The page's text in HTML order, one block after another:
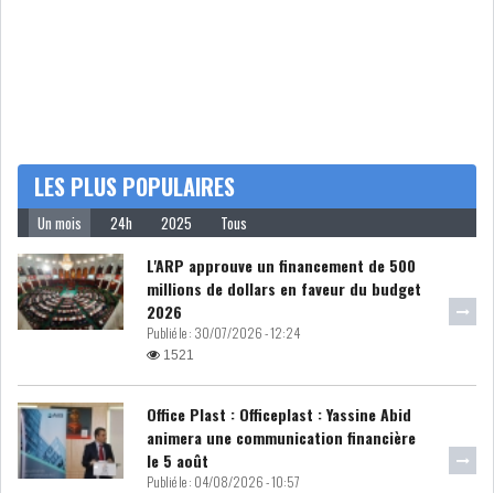
TOURISME
DONNÉES
MACROÉCONOMIQUES
HAUSSE DES RÉSERVES DE
DEVISES À 97 JOUR...
LES PLUS POPULAIRES
Un mois 24h 2025 Tous
L'ARP approuve un financement de 500
millions de dollars en faveur du budget
2026
Publié le : 30/07/2026 - 12:24
1521
Office Plast : Officeplast : Yassine Abid
animera une communication financière
le 5 août
Publié le : 04/08/2026 - 10:57